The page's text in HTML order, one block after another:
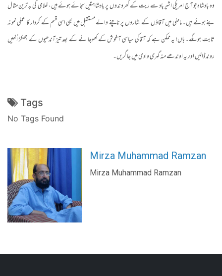
وہ بادشاہ جو آج امریکی اشیرباد سے ریت کے گھروندوں پر بادشا ہتیں سجائے ہوئے ہیں، غلامی کی بد ترین مثال
بنے ہوئے ہیں۔ ماضی میں آقاؤں کے اشاروں پر ناچنے والے مستقبل میں بھی اسی قسم کے کردار کا عملی نمونہ
ثابت ہوںگے۔ ہاں! یہ ممکن ہے کہ آقاکی سیاسی آغوش کے کھوجا نے کے بعد تیز آندھیوں کے جھکڑ اُنھیں
روند ڈالیں اور یہ اوندھے منہ گہری وادی میں جا گریں۔
Tags
No Tags Found
Mirza Muhammad Ramzan
Mirza Muhammad Ramzan